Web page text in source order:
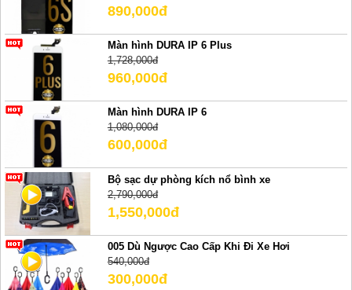
890,000đ
Màn hình DURA IP 6 Plus
1,728,000đ
960,000đ
Màn hình DURA IP 6
1,080,000đ
600,000đ
Bộ sạc dự phòng kích nổ bình xe
2,790,000đ
1,550,000đ
005 Dù Ngược Cao Cấp Khi Đi Xe Hơi
540,000đ
300,000đ